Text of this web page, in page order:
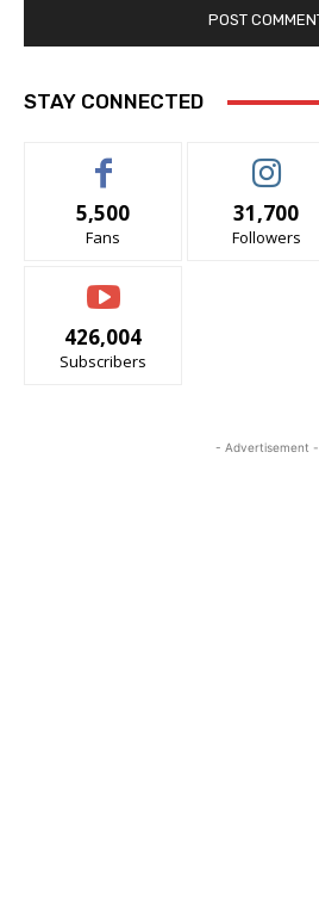
STAY CONNECTED
5,500
Fans
31,700
Followers
426,004
Subscribers
- Advertisement -